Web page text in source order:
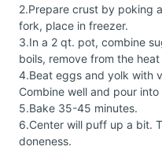
2.Prepare crust by poking
fork, place in freezer.
3.In a 2 qt. pot, combine
boils, remove from the
4.Beat eggs and yolk with
Combine well and pour
5.Bake 35-45 minutes.
6.Center will puff up a bit.
doneness.